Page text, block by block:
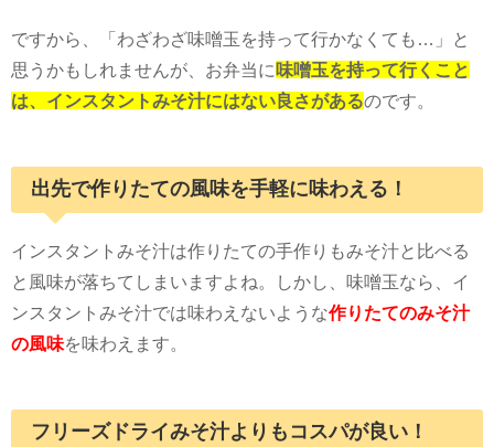
ですから、「わざわざ味噌玉を持って行かなくても…」と
思うかもしれませんが、お弁当に 味噌玉を持って行くこと
は、インスタントみそ汁にはない良さがあるのです。
出先で作りたての風味を手軽に味わえる！
インスタントみそ汁は作りたての手作りもみそ汁と比べる
と風味が落ちてしまいますよね。しかし、味噌玉なら、イ
ンスタントみそ汁では味わえないような作りたてのみそ汁
の風味を味わえます。
フリーズドライみそ汁よりもコスパが良い！